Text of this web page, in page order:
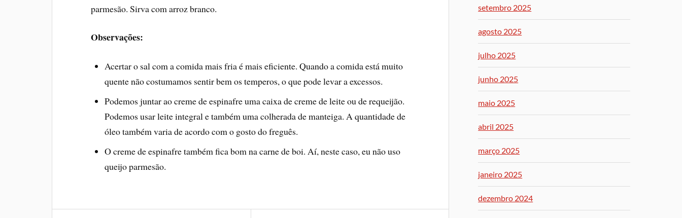
parmesão. Sirva com arroz branco.
Observações:
Acertar o sal com a comida mais fria é mais eficiente. Quando a comida está muito
quente não costumamos sentir bem os temperos, o que pode levar a excessos.
Podemos juntar ao creme de espinafre uma caixa de creme de leite ou de requeijão.
Podemos usar leite integral e também uma colherada de manteiga. A quantidade de
óleo também varia de acordo com o gosto do freguês.
O creme de espinafre também fica bom na carne de boi. Aí­, neste caso, eu não uso
queijo parmesão.
setembro 2025
agosto 2025
julho 2025
junho 2025
maio 2025
abril 2025
março 2025
janeiro 2025
dezembro 2024